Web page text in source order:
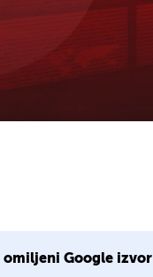
omiljeni Google izvor